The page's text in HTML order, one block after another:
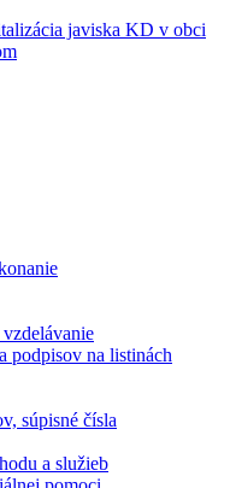
javiska KD v obci
podpisov na listinách
súpisné čísla
a služieb